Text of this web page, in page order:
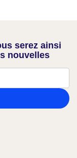
serez ainsi
nouvelles